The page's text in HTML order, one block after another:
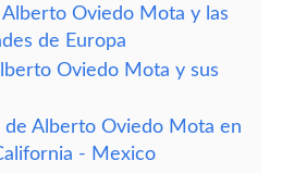
Oviedo Mota y las
de Europa
Oviedo Mota y sus
de Alberto Oviedo Mota en
- Mexico